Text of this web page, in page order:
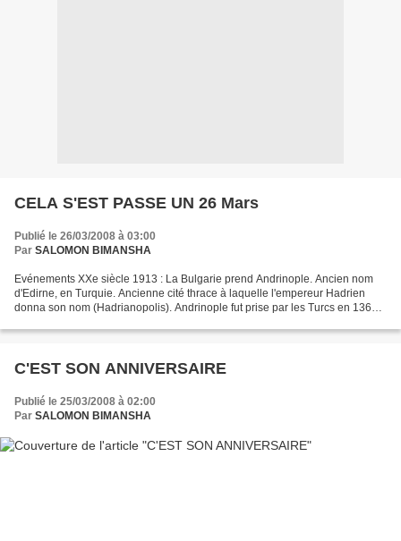
CELA S'EST PASSE UN 26 Mars
Publié le 26/03/2008 à 03:00
Par SALOMON BIMANSHA
Evénements XXe siècle 1913 : La Bulgarie prend Andrinople. Ancien nom
d'Edirne, en Turquie. Ancienne cité thrace à laquelle l'empereur Hadrien
donna son nom (Hadrianopolis). Andrinople fut prise par les Turcs en 1360.
C'EST SON ANNIVERSAIRE
Publié le 25/03/2008 à 02:00
Par SALOMON BIMANSHA